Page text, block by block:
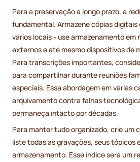
Para a preservação a longo prazo, a
fundamental. Armazene cópias digitais
vários locais - use armazenamento em
externos e até mesmo dispositivos de
Para transcrições importantes,
para compartilhar durante reuniões
especiais. Essa abordagem em várias
arquivamento contra falhas
permaneça intacto por décadas.
Para manter tudo organizado, crie um
liste todas as gravações, seus tópicos
armazenamento. Esse índice será um